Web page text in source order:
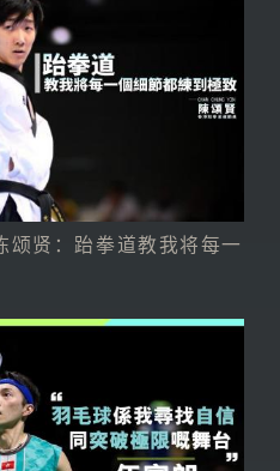
颂贤：跆拳道教我将每一